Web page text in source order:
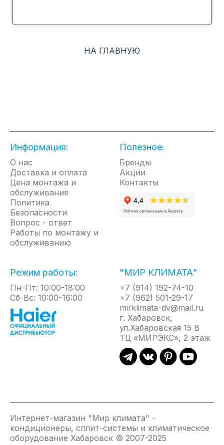
НА ГЛАВНУЮ
Информация:
О нас
Доставка и оплата
Цена монтажа и
обслуживания
Политика
Безопасности
Вопрос - ответ
Работы по монтажу и
обслуживанию
Полезное:
Бренды
Акции
Контакты
Режим работы:
Пн-Пт: 10:00-18:00
Сб-Вс: 10:00-16:00
"МИР КЛИМАТА"
+7 (914) 192-74-10
+7 (962) 501-29-17
mirklimata-dv@mail.ru
г. Хабаровск,
ул.Хабаровская 15 В
ТЦ «МИРЭКС», 2 этаж
Интернет-магазин "Мир климата" -
кондиционеры, сплит-системы и климатическое
оборудование Хабаровск © 2007-2025